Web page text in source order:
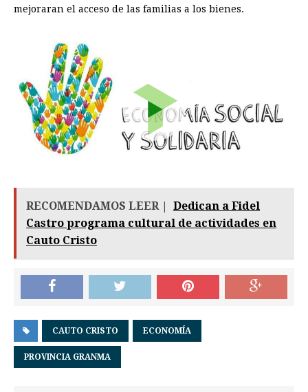
mejoraran el acceso de las familias a los bienes.
RECOMENDAMOS LEER |
Dedican a Fidel
Castro programa cultural de actividades en
Cauto Cristo
CAUTO CRISTO ECONOMÍA
PROVINCIA GRANMA